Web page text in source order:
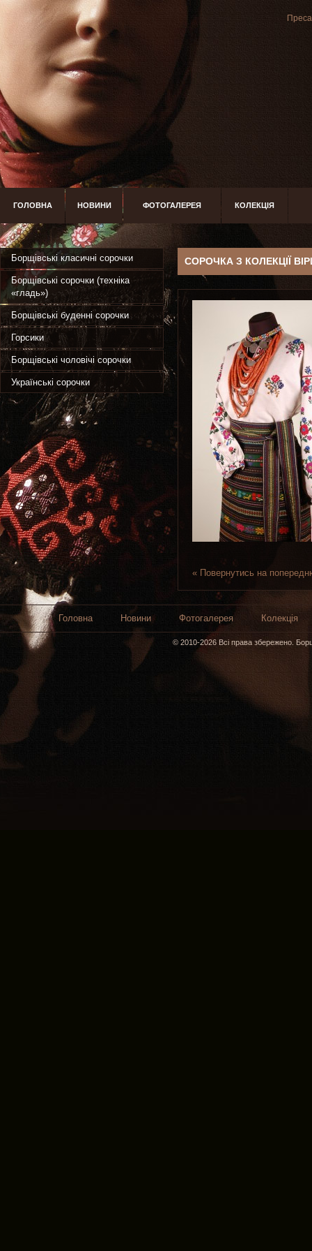
Преса
ГОЛОВНА НОВИНИ ФОТОГАЛЕРЕЯ КОЛЕКЦІЯ
Борщівські класичні сорочки
Борщівські сорочки (техніка
«гладь»)
Борщівські буденні сорочки
Горсики
Борщівські чоловічі сорочки
Українські сорочки
СОРОЧКА З КОЛЕКЦІЇ
« Повернутись на
Головна Новини Фотогалерея Колекція
© 2010-2026 Всі права збережено.